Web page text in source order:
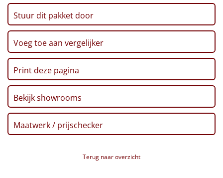
Tas
Wake up light
NIEUW
Borrelplank
Warmtekussen
Slowcooker POPULAIR
Speculoos Koekjes, 25 gr
Verpakt in een feestelijke kerstdoos, 55 x 35 x 24 cm
Stuur dit pakket door
Voeg toe aan vergelijker
Print deze pagina
Bekijk showrooms
Maatwerk / prijschecker
Terug naar overzicht